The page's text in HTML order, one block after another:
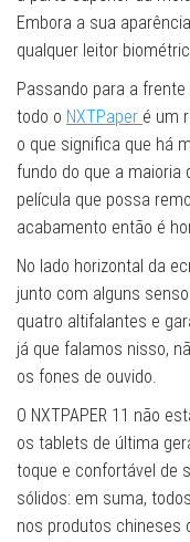
Embora a sua
qualquer leitor
Passando para a
todo o NXTPaper é um
o que significa que há
fundo do que a maioria
película que possa
acabamento então é
No lado horizontal da
junto com alguns
quatro altifalantes e
já que falamos nisso,
os fones de ouvido.
O NXTPAPER 11 não
os tablets de última
toque e confortável de
sólidos: em suma,
nos produtos chineses